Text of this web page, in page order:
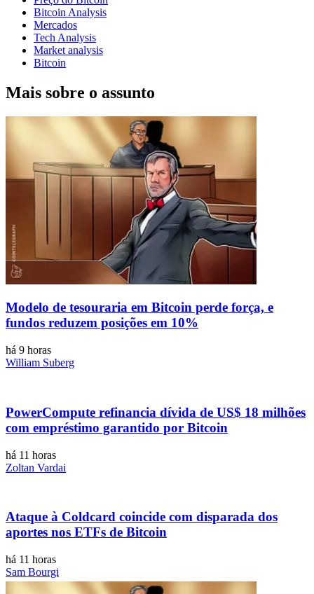
Bitcoin Analysis
Mercados
Tech Analysis
Market analysis
Bitcoin
Mais sobre o assunto
Modelo de tesouraria em Bitcoin perde força, e
fundos reduzem posições em 10%
há 9 horas
William Suberg
PowerCompute refinancia dívida de US$ 18 milhões
com empréstimo garantido por Bitcoin
há 11 horas
Zoltan Vardai
Ataque à Coldcard coincide com disparada dos
aportes nos ETFs de Bitcoin
há 11 horas
Sam Bourgi